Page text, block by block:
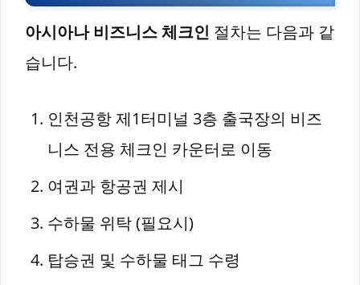
아시아나 비즈니스 체크인 절차는 다음과 같
습니다.
인천공항 제1터미널 3층 출국장의 비즈
니스 전용 체크인 카운터로 이동
여권과 항공권 제시
수하물 위탁 (필요시)
탑승권 및 수하물 태그 수령